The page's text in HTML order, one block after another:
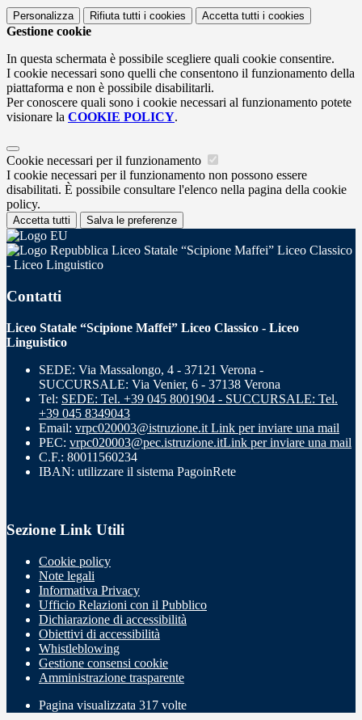
Personalizza Rifiuta tutti i cookies Accetta tutti i cookies
Gestione cookie
In questa schermata è possibile scegliere quali cookie consentire.
I cookie necessari sono quelli che consentono il funzionamento della
piattaforma e non è possibile disabilitarli.
Per conoscere quali sono i cookie necessari al funzionamento potete
visionare la COOKIE POLICY.
Cookie necessari per il funzionamento
I cookie necessari per il funzionamento non possono essere
disabilitati. È possibile consultare l'elenco nella pagina della cookie
policy.
Accetta tutti Salva le preferenze
Liceo Statale “Scipione Maffei” Liceo Classico
- Liceo Linguistico
Contatti
Liceo Statale “Scipione Maffei” Liceo Classico - Liceo
Linguistico
SEDE: Via Massalongo, 4 - 37121 Verona -
SUCCURSALE: Via Venier, 6 - 37138 Verona
Tel: SEDE: Tel. +39 045 8001904 - SUCCURSALE: Tel.
+39 045 8349043
Email: vrpc020003@istruzione.it Link per inviare una mail
PEC: vrpc020003@pec.istruzione.itLink per inviare una mail
C.F.: 80011560234
IBAN: utilizzare il sistema PagoinRete
Sezione Link Utili
Cookie policy
Note legali
Informativa Privacy
Ufficio Relazioni con il Pubblico
Dichiarazione di accessibilità
Obiettivi di accessibilità
Whistleblowing
Gestione consensi cookie
Amministrazione trasparente
Pagina visualizzata 317 volte